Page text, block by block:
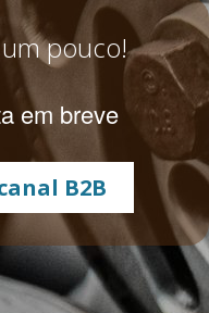
pouco!
em breve
B2B